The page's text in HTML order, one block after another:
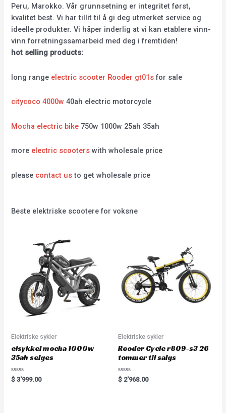
Peru, Marokko. Vår grunnsetning er integritet først,
kvalitet best. Vi har tillit til å gi deg utmerket service og
ideelle produkter. Vi håper inderlig at vi kan etablere vinn-
vinn forretningssamarbeid med deg i fremtiden!
hot selling products:
long range electric scooter Rooder gt01sfor sale
citycoco 4000w 40ah electric motorcycle
Mocha electric bike 750w 1000w 25ah 35ah
more electric scooters with wholesale price
please contact usto get wholesale price
Beste elektriske scootere for voksne
Elektriske sykler
elsykkel mocha 1000w
35ah selges
Rated
0
$ 3'999.00
Elektriske sykler
Rooder Cycle r809-s3 26
tommer til salgs
Rated
0
$ 2'968.00